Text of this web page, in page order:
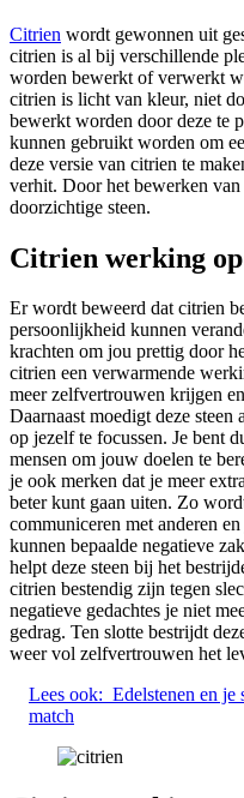
Citrien wordt gewonnen uit
citrien is al bij verschillende
worden bewerkt of verwerkt
citrien is licht van kleur, niet
bewerkt worden door deze te
kunnen gebruikt worden om
deze versie van citrien te
verhit. Door het bewerken van
doorzichtige steen.
Citrien werking
Er wordt beweerd dat citrien
persoonlijkheid kunnen
krachten om jou prettig door
citrien een verwarmende
meer zelfvertrouwen krijgen
Daarnaast moedigt deze
op jezelf te focussen. Je bent
mensen om jouw doelen te
je ook merken dat je meer
beter kunt gaan uiten. Zo
communiceren met anderen
kunnen bepaalde negatieve
helpt deze steen bij het
citrien bestendig zijn tegen
negatieve gedachtes je niet
gedrag. Ten slotte bestrijdt
weer vol zelfvertrouwen het
Lees ook: Edelstenen en je
match